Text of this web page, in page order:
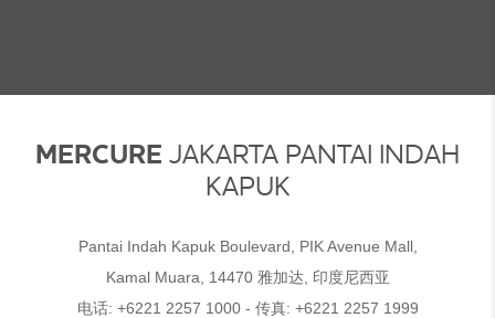
MERCURE JAKARTA PANTAI INDAH
KAPUK
Pantai Indah Kapuk Boulevard, PIK Avenue Mall,
Kamal Muara, 14470 雅加达, 印度尼西亚
电话: +6221 2257 1000- 传真: +6221 2257 1999